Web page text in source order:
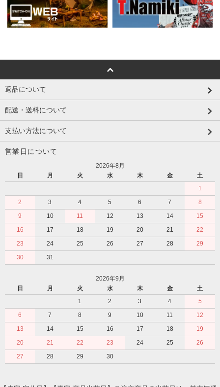
返品について
配送・送料について
支払い方法について
営業日について
2026年8月
日
月 火 水 木 金
土
1
2
3 4 5 6 7
8
9
10 11 12 13 14
15
16
17 18 19 20 21
22
23
24 25 26 27 28
29
30
31
2026年9月
日
月 火 水 木 金
土
1
2 3 4
5
6
7 8 9 10 11
12
13
14 15 16 17 18
19
20
21 22 23 24 25
26
27
28 29 30